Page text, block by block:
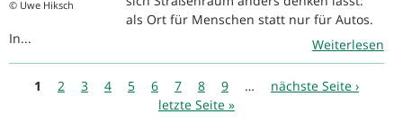
© Uwe Hiksch
als Ort für Menschen statt nur für Autos.
In...
Weiterlesen
Seiten
1 2 3 4 5 6 7 8 9 …
nächste Seite ›
letzte Seite »